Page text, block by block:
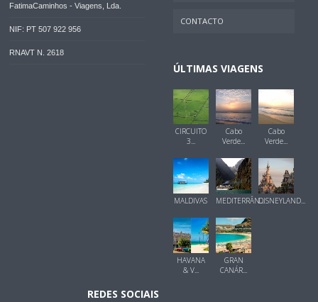
FatimaCaminhos - Viagens, Lda.
NIF: PT 507 922 956
RNAVT N. 2618
CONTACTO
ÚLTIMAS VIAGENS
CIRCUITO
3...
Cabo
Verde...
Cabo
Verde...
MALDIVAS MEDITERRÂN...DISNEYLAND...
HAVANA
& V...
GRAN
CANÁR...
REDES SOCIAIS